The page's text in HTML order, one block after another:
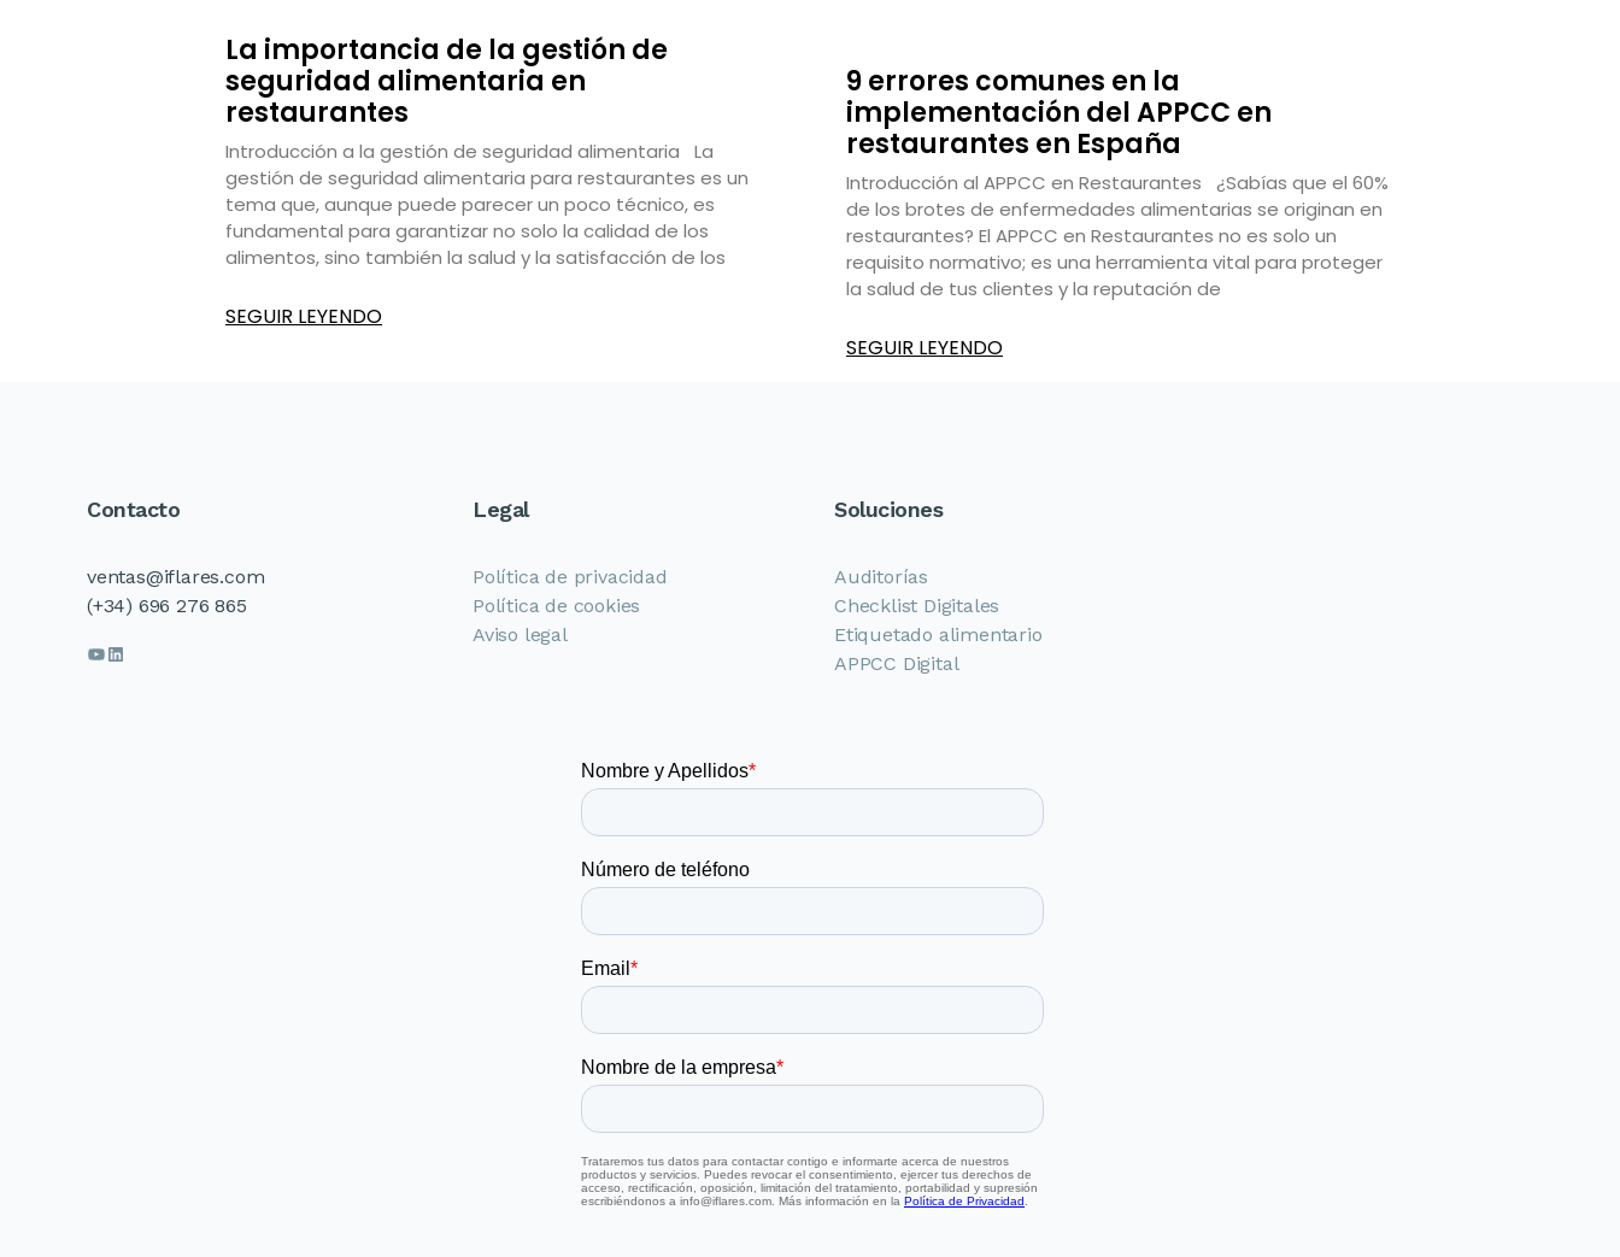
La importancia de la gestión de
seguridad alimentaria en
restaurantes
Introducción a la gestión de seguridad alimentaria La
gestión de seguridad alimentaria para restaurantes es un
tema que, aunque puede parecer un poco técnico, es
fundamental para garantizar no solo la calidad de los
alimentos, sino también la salud y la satisfacción de los
SEGUIR LEYENDO
9 errores comunes en la
implementación del APPCC en
restaurantes en España
Introducción al APPCC en Restaurantes ¿Sabías que el 60%
de los brotes de enfermedades alimentarias se originan en
restaurantes? El APPCC en Restaurantes no es solo un
requisito normativo; es una herramienta vital para proteger
la salud de tus clientes y la reputación de
SEGUIR LEYENDO
Contacto
ventas@iflares.com
(+34) 696 276 865
Legal
Política de privacidad
Política de cookies
Aviso legal
Soluciones
Auditorías
Checklist Digitales
Etiquetado alimentario
APPCC Digital